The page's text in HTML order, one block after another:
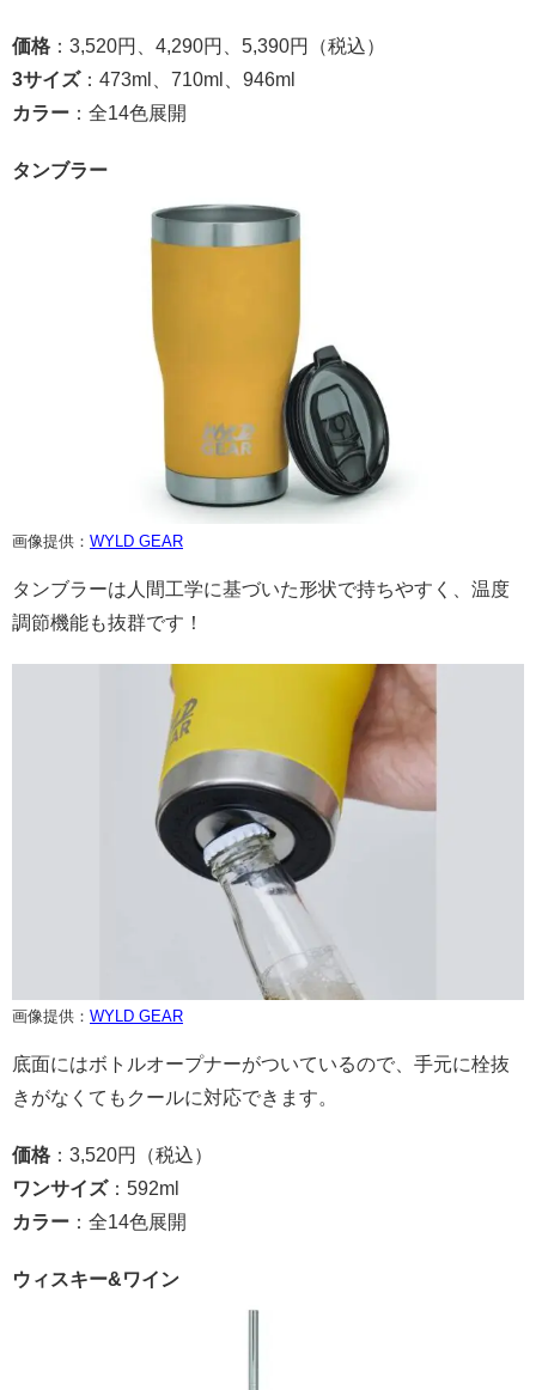
価格 ：3,520円、4,290円、5,390円（税込）
3サイズ：473ml、710ml、946ml
カラー ：全14色展開
タンブラー
画像提供： WYLD GEAR
タンブラーは人間工学に基づいた形状で持ちやすく、温度
調節機能も抜群です！
画像提供： WYLD GEAR
底面にはボトルオープナーがついているので、手元に栓抜
きがなくてもクールに対応できます。
価格 ：3,520円（税込）
ワンサイズ ：592ml
カラー ：全14色展開
ウィスキー&ワイン